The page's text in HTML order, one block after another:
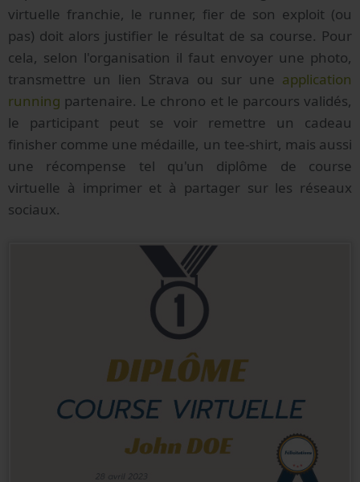
virtuelle franchie, le runner, fier de son exploit (ou
pas) doit alors justifier le résultat de sa course. Pour
cela, selon l'organisation il faut envoyer une photo,
transmettre un lien Strava ou sur une application
running partenaire. Le chrono et le parcours validés,
le participant peut se voir remettre un cadeau
finisher comme une médaille, un tee-shirt, mais aussi
une récompense tel qu'un diplôme de course
virtuelle à imprimer et à partager sur les réseaux
sociaux.